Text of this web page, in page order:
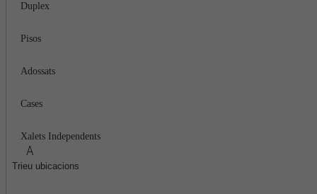
Duplex
Pisos
Adossats
Cases
Xalets Independents
A
Trieu ubicacions